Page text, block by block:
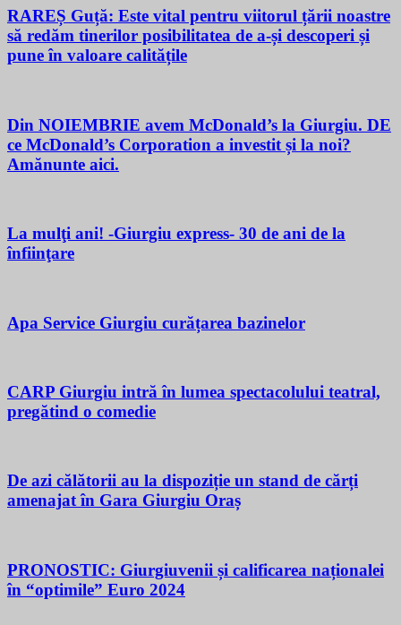
RAREȘ Guță: Este vital pentru viitorul țării noastre
să redăm tinerilor posibilitatea de a-și descoperi și
pune în valoare calitățile
Din NOIEMBRIE avem McDonald’s la Giurgiu. DE
ce McDonald’s Corporation a investit și la noi?
Amănunte aici.
La mulţi ani! -Giurgiu express- 30 de ani de la
înfiinţare
Apa Service Giurgiu curățarea bazinelor
CARP Giurgiu intră în lumea spectacolului teatral,
pregătind o comedie
De azi călătorii au la dispoziție un stand de cărți
amenajat în Gara Giurgiu Oraș
PRONOSTIC: Giurgiuvenii și calificarea naționalei
în “optimile” Euro 2024